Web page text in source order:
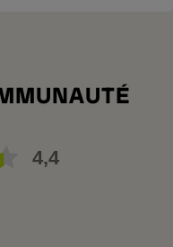
4,4